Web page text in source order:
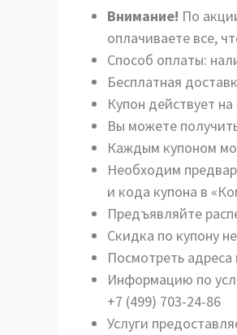
Внимание! По
оплачиваете все,
Способ оплаты:
Бесплатная
Купон действует
Вы можете
Каждым купоном
Необходим
и кода купона в
Предъявляйте
Скидка по купону
Посмотреть
Информацию по
+7 (499) 703-24-86
Услуги